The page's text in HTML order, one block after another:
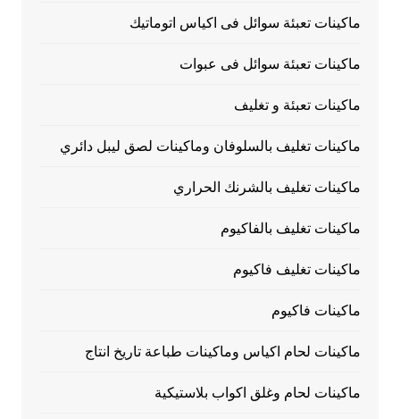
ماكينات تعبئة سوائل فى اكياس اتوماتيك
ماكينات تعبئة سوائل فى عبوات
ماكينات تعبئة و تغليف
ماكينات تغليف بالسلوفان وماكينات لصق ليبل دائري
ماكينات تغليف بالشرنك الحراري
ماكينات تغليف بالفاكيوم
ماكينات تغليف فاكيوم
ماكينات فاكيوم
ماكينات لحام اكياس وماكينات طباعة تاريخ انتاج
ماكينات لحام وغلق اكواب بلاستيكية